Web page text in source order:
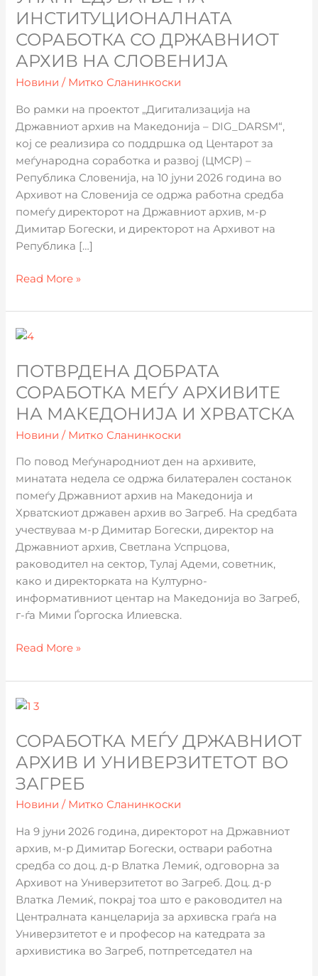
ИНСТИТУЦИОНАЛНАТА
СОРАБОТКА СО ДРЖАВНИОТ
АРХИВ НА СЛОВЕНИЈА
Новини / Митко Сланинкоски
Во рамки на проектот „Дигитализација на
Државниот архив на Македонија – DIG_DARSM“,
кој се реализира со поддршка од Центарот за
меѓународна соработка и развој (ЦМСР) –
Република Словенија, на 10 јуни 2026 година во
Архивот на Словенија се одржа работна средба
помеѓу директорот на Државниот архив, м-р
Димитар Богески, и директорот на Архивот на
Република […]
соработка
Државниот
архив
на
Read More »
ПОТВРДЕНА ДОБРАТА
СОРАБОТКА МЕЃУ АРХИВИТЕ
НА МАКЕДОНИЈА И ХРВАТСКА
Новини / Митко Сланинкоски
По повод Меѓународниот ден на архивите,
минатата недела се одржа билатерален состанок
помеѓу Државниот архив на Македонија и
Хрватскиот државен архив во Загреб. На средбата
учествуваа м-р Димитар Богески, директор на
Државниот архив, Светлана Успрцова,
раководител на сектор, Тулај Адеми, советник,
како и директорката на Културно-
информативниот центар на Македонија во Загреб,
г-ѓа Мими Ѓоргоска Илиевска.
Потврдена
соработка
меѓу
на
Македонија
и
Read More »
СОРАБОТКА МЕЃУ ДРЖАВНИОТ
АРХИВ И УНИВЕРЗИТЕТОТ ВО
ЗАГРЕБ
Новини / Митко Сланинкоски
На 9 јуни 2026 година, директорот на Државниот
архив, м-р Димитар Богески, оствари работна
средба со доц. д-р Влатка Лемиќ, одговорна за
Архивот на Универзитетот во Загреб. Доц. д-р
Влатка Лемиќ, покрај тоа што е раководител на
Централната канцеларија за архивска граѓа на
Универзитетот е и професор на катедрата за
архивистика во Загреб, потпретседател на
Соработка
Државниот
архив
Универзитетот
во